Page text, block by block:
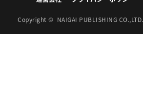
Copyright © NAIGAI PUBLISHING CO.,LTD.